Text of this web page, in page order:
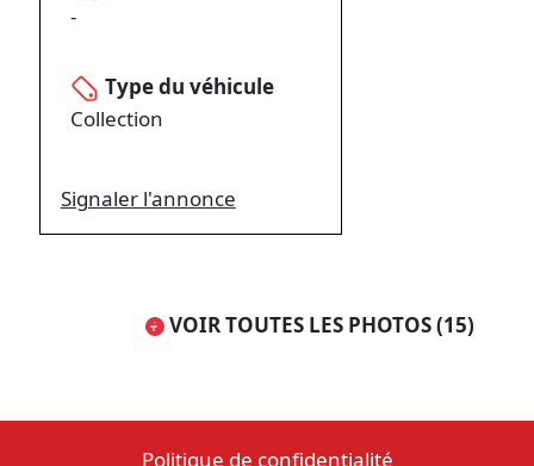
VOIR TOUTES LES PHOTOS (15)
-
Type du véhicule
Collection
Signaler l'annonce
Politique de confidentialité